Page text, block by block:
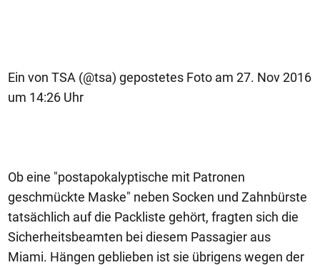
Ein von TSA (@tsa) gepostetes Foto am 27. Nov 2016
um 14:26 Uhr
Ob eine "postapokalyptische mit Patronen
geschmückte Maske" neben Socken und Zahnbürste
tatsächlich auf die Packliste gehört, fragten sich die
Sicherheitsbeamten bei diesem Passagier aus
Miami. Hängen geblieben ist sie übrigens wegen der